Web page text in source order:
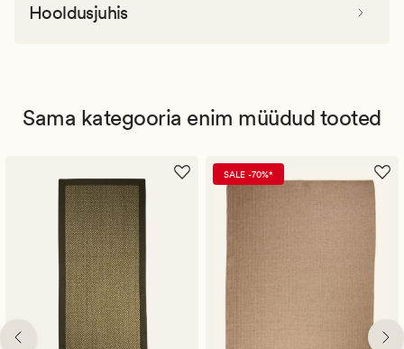
Hooldusjuhis
Sama kategooria enim müüdud tooted
SALE -70%*